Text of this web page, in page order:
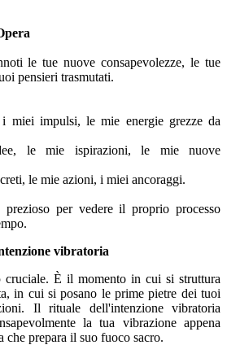
le tue nuove consapevolezze, le tue
pensieri trasmutati.
impulsi, le mie energie grezze da
le mie ispirazioni, le mie nuove
le mie azioni, i miei ancoraggi.
prezioso per vedere il proprio processo
vibratoria
È il momento in cui si struttura
in cui si posano le prime pietre dei tuoi
Il rituale dell'intenzione vibratoria
la tua vibrazione appena
che prepara il suo fuoco sacro.